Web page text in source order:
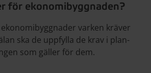
för ekonomibyggnaden?
varken kräver
ska de uppfylla de krav i plan­
som gäller för dem.